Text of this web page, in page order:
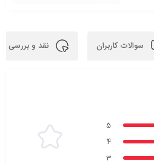
سوالات کاربران نقد و بررسی
5
4
3